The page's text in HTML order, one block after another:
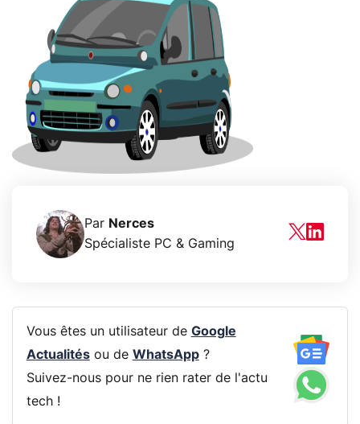
Par Nerces
Spécialiste PC & Gaming
Vous êtes un utilisateur de Google
Actualitésou de WhatsApp?
Suivez-nous pour ne rien rater de l'actu
tech !